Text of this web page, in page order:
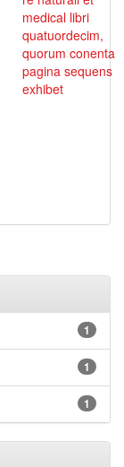
medical libri
quatuordecim,
quorum conenta
pagina sequens
exhibet
1
1
1